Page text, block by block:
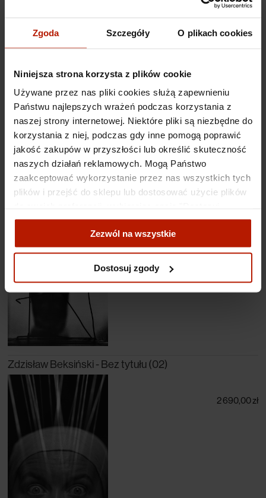
Zgoda Szczegóły O plikach cookies
Niniejsza strona korzysta z plików cookie
Używane przez nas pliki cookies służą zapewnieniu
Państwu najlepszych wrażeń podczas korzystania z
naszej strony internetowej. Niektóre pliki są niezbędne do
korzystania z niej, podczas gdy inne pomogą poprawić
jakość zakupów w przyszłości lub określić skuteczność
naszych działań reklamowych. Mogą Państwo
zaakceptować wykorzystanie przez nas wszystkich tych
plików i przejść do sklepu lub dostosować użycie plików
zgody".
Więcej o plikach cookies przeczytasz w naszej Polityce
Zezwól na wszystkie
Dostosuj zgody
Zdzisław Beksiński - Bez tytułu (01)
Zdzisław Beksiński - Bez tytułu (02)
2 690,00 zł